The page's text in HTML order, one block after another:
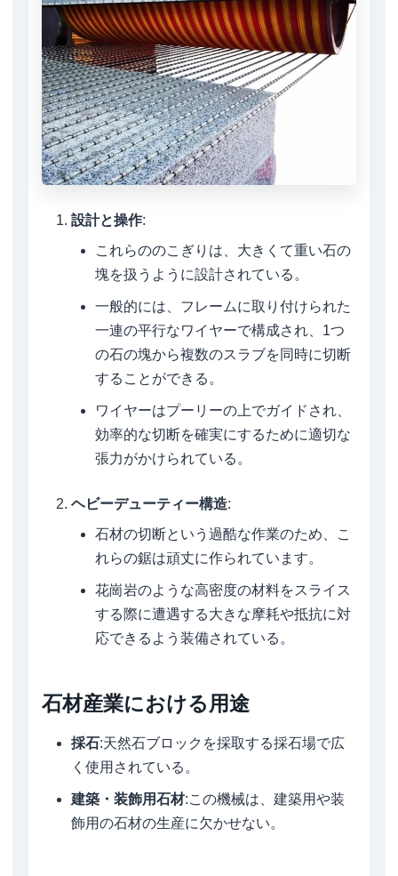
設計と操作:
これらののこぎりは、大きくて重い石の
塊を扱うように設計されている。
一般的には、フレームに取り付けられた
一連の平行なワイヤーで構成され、1つ
の石の塊から複数のスラブを同時に切断
することができる。
ワイヤーはプーリーの上でガイドされ、
効率的な切断を確実にするために適切な
張力がかけられている。
ヘビーデューティー構造:
石材の切断という過酷な作業のため、こ
れらの鋸は頑丈に作られています。
花崗岩のような高密度の材料をスライス
する際に遭遇する大きな摩耗や抵抗に対
応できるよう装備されている。
石材産業における用途
採石:天然石ブロックを採取する採石場で広
く使用されている。
建築・装飾用石材:この機械は、建築用や装
飾用の石材の生産に欠かせない。